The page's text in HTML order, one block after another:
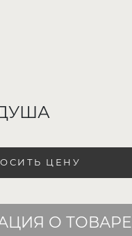
ЦЕНУ
О ТОВАРЕ